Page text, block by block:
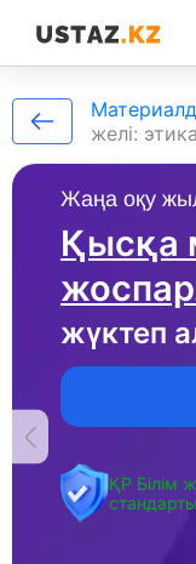
Жаңа оқу
Қысқа
жүктеп
ҚР Білім
желі: